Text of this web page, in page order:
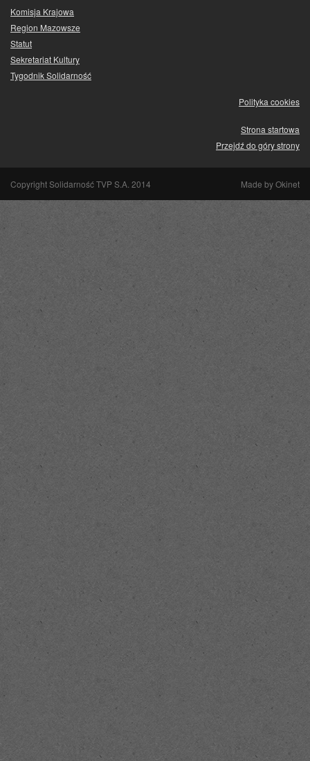
Komisja Krajowa
Region Mazowsze
Statut
Sekretariat Kultury
Tygodnik Solidarność
Polityka cookies
Strona startowa
Przejdź do góry strony
Copyright Solidarność TVP S.A. 2014 Made byOkinet